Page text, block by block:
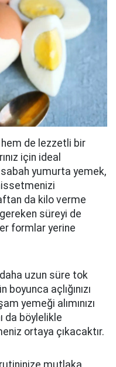
hem de lezzetli bir
için ideal
yumurta yemek,
da kilo verme
süreyi de
formlar yerine
uzun süre tok
açlığınızı
yemeği alımınızı
da böylelikle
ortaya çıkacaktır.
rutininize mutlaka